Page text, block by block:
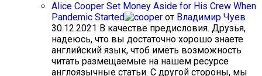
Alice Cooper Set Money Aside for His Crew When
Pandemic Started
от Владимир Чуев
30.12.2021 В качестве предисловия. Друзья,
надеюсь, что вы достаточно хорошо знаете
английский язык, чтоб иметь возможность
читать размещаемые на нашем ресурсе
англоязычные статьи. С другой стороны, мы